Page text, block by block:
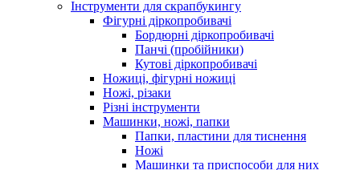
Інструменти для скрапбукингу
Фігурні діркопробивачі
Бордюрні діркопробивачі
Панчі (пробійники)
Кутові діркопробивачі
Ножиці, фігурні ножиці
Ножі, різаки
Різні інструменти
Машинки, ножі, папки
Папки, пластини для тиснення
Ножі
Машинки та приспособи для них